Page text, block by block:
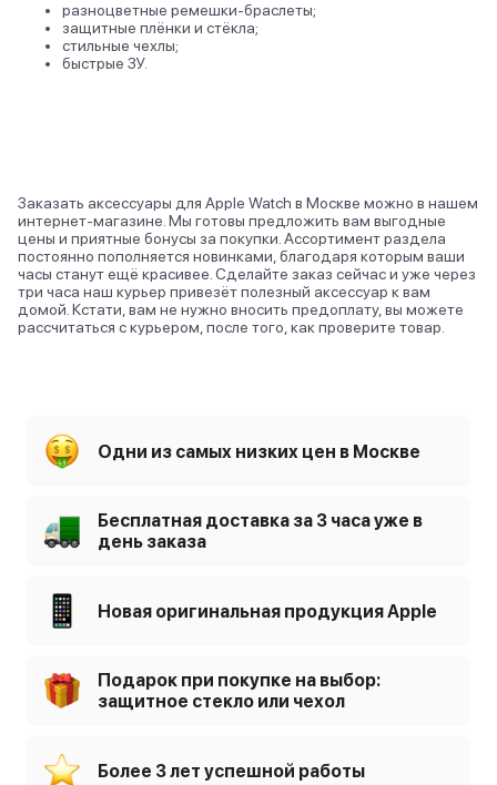
разноцветные ремешки-браслеты;
защитные плёнки и стёкла;
стильные чехлы;
быстрые ЗУ.
Заказать аксессуары для Apple Watch в Москве можно в нашем
интернет-магазине. Мы готовы предложить вам выгодные
цены и приятные бонусы за покупки. Ассортимент раздела
постоянно пополняется новинками, благодаря которым ваши
часы станут ещё красивее. Сделайте заказ сейчас и уже через
три часа наш курьер привезёт полезный аксессуар к вам
домой. Кстати, вам не нужно вносить предоплату, вы можете
рассчитаться с курьером, после того, как проверите товар.
Одни из самых низких цен в Москве
Бесплатная доставка за 3 часа уже в
день заказа
Новая оригинальная продукция Apple
Подарок при покупке на выбор:
защитное стекло или чехол
Более 3 лет успешной работы